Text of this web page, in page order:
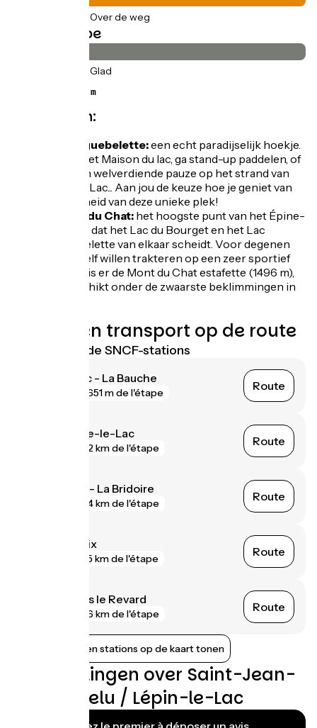
(100%) Over de weg
Wegdektype
(100%) Glad
1036 m ↘ 954 m
Niet missen:
Lac d'Aiguebelette:een echt paradijselijk hoekje.
Ontdek het Maison du lac, ga stand-up paddelen, of
neem een welverdiende pauze op het strand van
Lépin-le-Lac... Aan jou de keuze hoe je geniet van
de zachtheid van deze unieke plek!
Le Mont du Chat: het hoogste punt van het Épine-
gebergte, dat het Lac du Bourget en het Lac
d'Aiguebelette van elkaar scheidt. Voor degenen
die zichzelf willen trakteren op een zeer sportief
extraatje is er de Mont du Chat estafette (1496 m),
gerangschikt onder de zwaarste beklimmingen in
Treinen en transport op de route
Dichtstbijzijnde SNCF-stations
Lépin-le-Lac - La Bauche
651 m de l'étape Route
Aiguebelette-le-Lac
2 km de l'étape Route
Saint-Béron - La Bridoire
4 km de l'étape Route
Grésy-sur-Aix
5 km de l'étape Route
Aix-les-Bains le Revard
6 km de l'étape Route
Nabijgelegen stations op de kaart tonen
Beoordelingen over Saint-Jean-
de-Chevelu / Lépin-le-Lac